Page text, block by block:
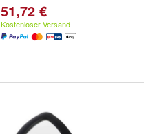
51,72 €
Kostenloser Versand